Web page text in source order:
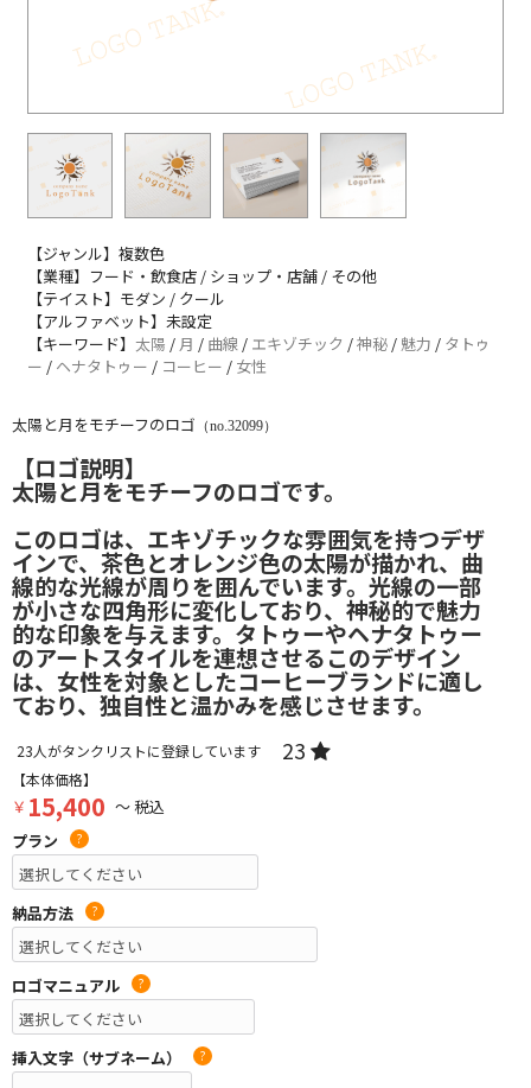
【ジャンル】複数色
【業種】フード・飲食店 / ショップ・店舗 / その他
【テイスト】モダン / クール
【アルファベット】未設定
【キーワード】 太陽 / 月 / 曲線 / エキゾチック /神秘 / 魅力 / タトゥ
ー / ヘナタトゥー / コーヒー / 女性
太陽と月をモチーフのロゴ （no.32099）
【ロゴ説明】
太陽と月をモチーフのロゴです。
このロゴは、エキゾチックな雰囲気を持つデザ
インで、茶色とオレンジ色の太陽が描かれ、曲
線的な光線が周りを囲んでいます。光線の一部
が小さな四角形に変化しており、神秘的で魅力
的な印象を与えます。タトゥーやヘナタトゥー
のアートスタイルを連想させるこのデザイン
は、女性を対象としたコーヒーブランドに適し
ており、独自性と温かみを感じさせます。
23人がタンクリストに登録しています 23
【本体価格】
￥ 15,400 ～ 税込
プラン
?
納品方法 ?
ロゴマニュアル ?
挿入文字（サブネーム） ?